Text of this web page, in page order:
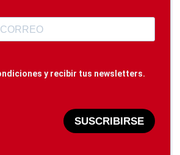
y recibir tus newsletters.
SUSCRIBIRSE